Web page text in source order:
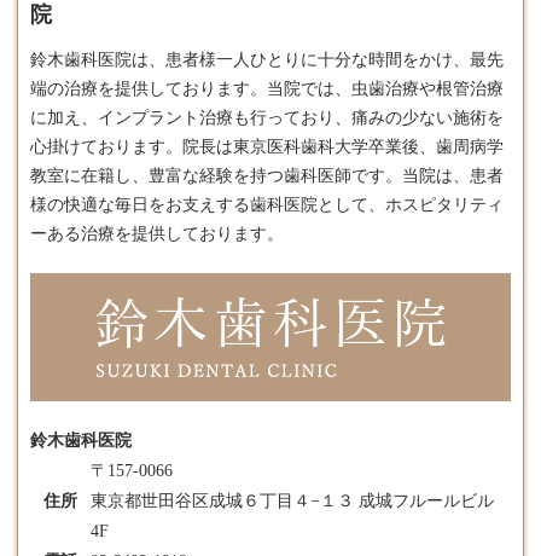
院
鈴木歯科医院は、患者様一人ひとりに十分な時間をかけ、最先
端の治療を提供しております。​当院では、虫歯治療や根管治療
に加え、 インプラント 治療も行っており、痛みの少ない施術を
心掛けております。​院長は東京医科歯科大学卒業後、歯周病学
教室に在籍し、豊富な経験を持つ歯科医師です。​当院は、患者
様の快適な毎日をお支えする歯科医院として、ホスピタリティ
ーある治療を提供しております。
鈴木歯科医院
住所
〒157-0066
東京都世田谷区成城６丁目４−１３ 成城フルールビル
4F